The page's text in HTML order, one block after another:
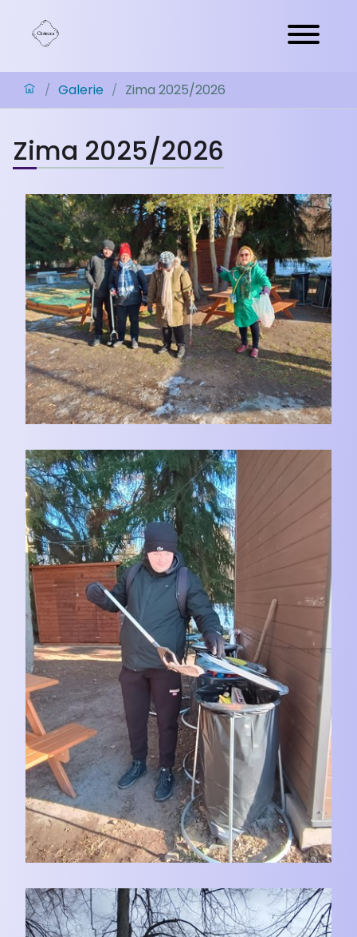
/ Galerie / Zima 2025/2026
Zima 2025/2026